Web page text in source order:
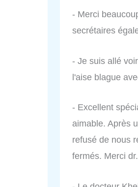
- Merci
secrétaires
- Je suis allé
l'aise blague
- Excellent
aimable. Après
refusé de nous
fermés. Merci